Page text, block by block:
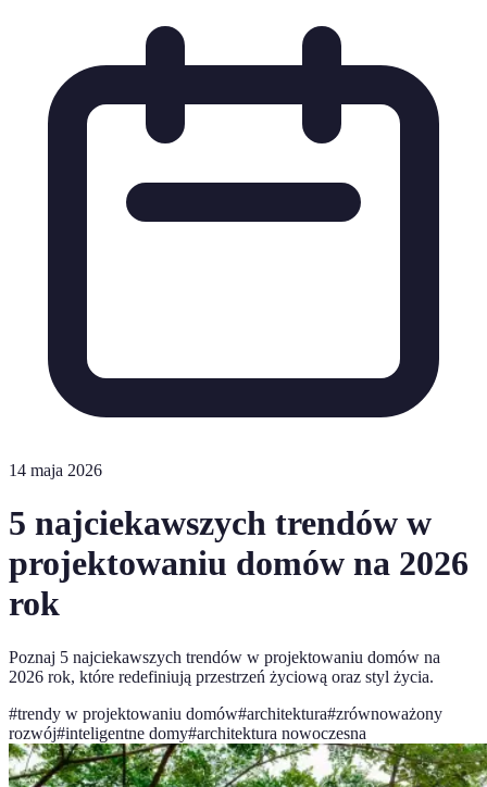
14 maja 2026
5 najciekawszych trendów w
projektowaniu domów na 2026
rok
Poznaj 5 najciekawszych trendów w projektowaniu domów na
2026 rok, które redefiniują przestrzeń życiową oraz styl życia.
#trendy w projektowaniu domów#architektura#zrównoważony
rozwój#inteligentne domy#architektura nowoczesna